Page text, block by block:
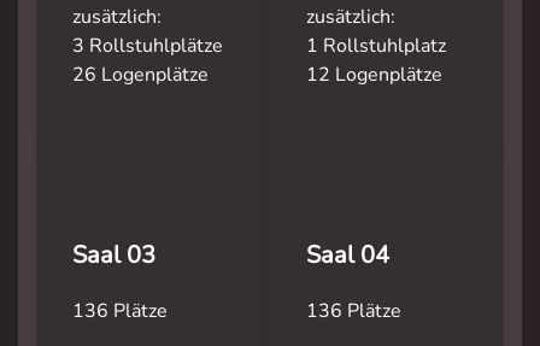
zusätzlich:
3 Rollstuhlplätze
26 Logenplätze
zusätzlich:
1 Rollstuhlplatz
12 Logenplätze
Saal 03
136 Plätze
Saal 04
136 Plätze